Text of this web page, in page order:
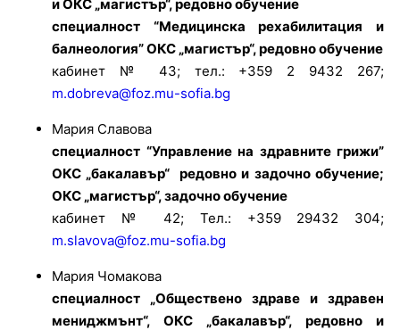
и ОКС „магистър“, редовно обучение
специалност “Медицинска рехабилитация и
балнеология” ОКС „магистър“, редовно обучение
кабинет № 43; тел.: +359 2 9432 267;
m.dobreva@foz.mu-sofia.bg
Мария Славова
специалност “Управление на здравните грижи”
ОКС „бакалавър“ редовно и задочно обучение;
ОКС „магистър“, задочно обучение
кабинет № 42; Тел.: +359 29432 304;
m.slavova@foz.mu-sofia.bg
Мария Чомакова
специалност „Обществено здраве и здравен
мениджмънт“, ОКС „бакалавър“, редовно и